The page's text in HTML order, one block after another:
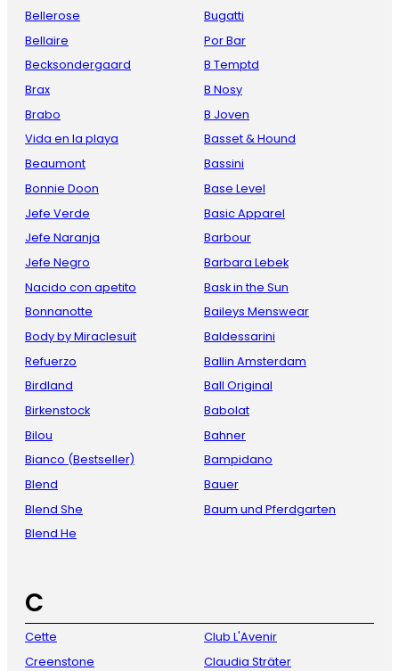
Bellerose
Bellaire
Becksondergaard
Brax
Brabo
Vida en la playa
Beaumont
Bonnie Doon
Jefe Verde
Jefe Naranja
Jefe Negro
Nacido con apetito
Bonnanotte
Body by Miraclesuit
Refuerzo
Birdland
Birkenstock
Bilou
Bianco (Bestseller)
Blend
Blend She
Blend He
Bugatti
Por Bar
B Temptd
B Nosy
B Joven
Basset & Hound
Bassini
Base Level
Basic Apparel
Barbour
Barbara Lebek
Bask in the Sun
Baileys Menswear
Baldessarini
Ballin Amsterdam
Ball Original
Babolat
Bahner
Bampidano
Bauer
Baum und Pferdgarten
C
Cette
Creenstone
Club L'Avenir
Claudia Sträter